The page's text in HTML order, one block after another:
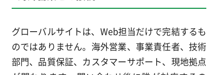
グローバルサイトは、Web担当だけで完結するも
のではありません。海外営業、事業責任者、技術
部門、品質保証、カスタマーサポート、現地拠点